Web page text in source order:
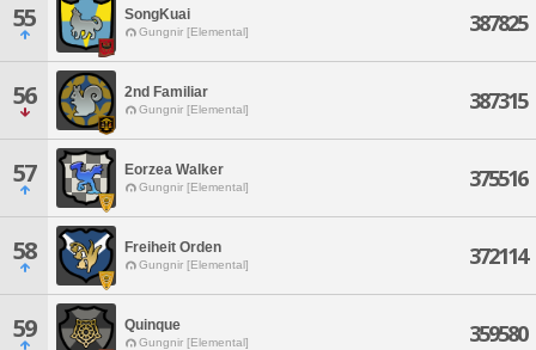
55 SongKuai
Gungnir [Elemental] 387825
56 2nd Familiar
Gungnir [Elemental] 387315
57 Eorzea Walker
Gungnir [Elemental] 375516
58 Freiheit Orden
Gungnir [Elemental] 372114
59 Quinque
Gungnir [Elemental] 359580